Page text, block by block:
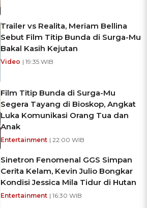
Trailer vs Realita, Meriam Bellina
Sebut Film Titip Bunda di Surga-Mu
Bakal Kasih Kejutan
Video | 19:35 WIB
Film Titip Bunda di Surga-Mu
Segera Tayang di Bioskop, Angkat
Luka Komunikasi Orang Tua dan
Anak
Entertainment | 22:00 WIB
Sinetron Fenomenal GGS Simpan
Cerita Kelam, Kevin Julio Bongkar
Kondisi Jessica Mila Tidur di Hutan
Entertainment | 16:30 WIB